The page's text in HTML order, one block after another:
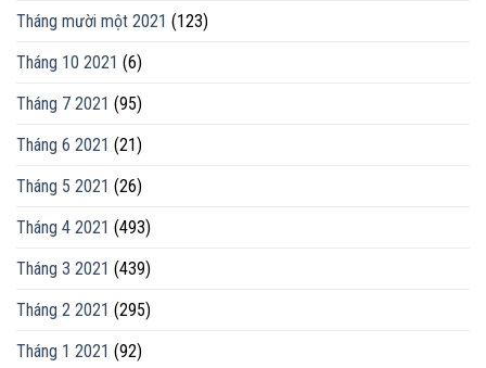
Tháng mười một 2021 (123)
Tháng 10 2021 (6)
Tháng 7 2021 (95)
Tháng 6 2021 (21)
Tháng 5 2021 (26)
Tháng 4 2021 (493)
Tháng 3 2021 (439)
Tháng 2 2021 (295)
Tháng 1 2021 (92)